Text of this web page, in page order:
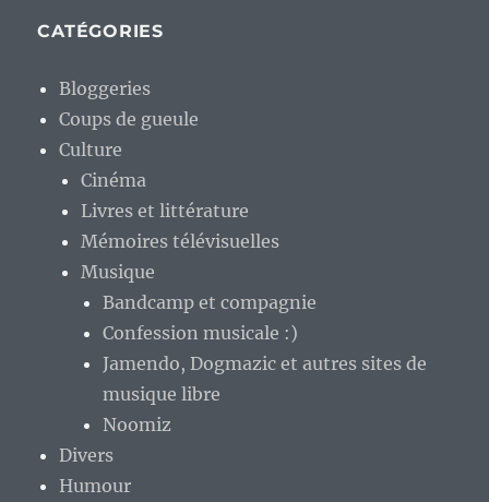
CATÉGORIES
Bloggeries
Coups de gueule
Culture
Cinéma
Livres et littérature
Mémoires télévisuelles
Musique
Bandcamp et compagnie
Confession musicale :)
Jamendo, Dogmazic et autres sites de
musique libre
Noomiz
Divers
Humour